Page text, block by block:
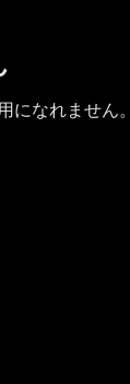
になれません。